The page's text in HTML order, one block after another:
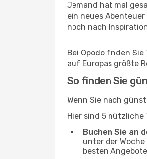
Jemand hat mal
ein neues
noch nach
Bei Opodo finden
auf Europas größte
So finden Sie
Wenn Sie nach
Hier sind 5 nützliche
Buchen Sie an
unter der
besten